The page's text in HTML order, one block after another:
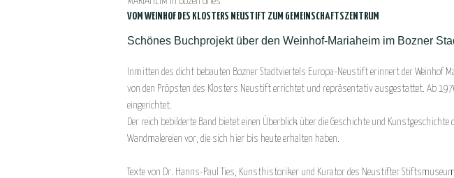
VOM WEINHOF DES KLOSTERS NEUSTIFT ZUM GEMEINSCHAFTSZENTRUM
Schönes Buchprojekt über den Weinhof-Mariaheim im Bozner
Inmitten des dicht bebauten Bozner Stadtviertels Europa-Neustift erinnert der Weinhof
von den Pröpsten des Klosters Neustift errichtet und repräsentativ ausgestattet. Ab
eingerichtet.
Der reich bebilderte Band bietet einen Überblick über die Geschichte und
Wandmalereien vor, die sich hier bis heute erhalten haben.
Texte von Dr. Hanns-Paul Ties, Kunsthistoriker und Kurator des Neustifter